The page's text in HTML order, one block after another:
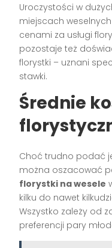
Uroczystości w
miejscach
cenami za usługi
pozostaje też
florystki – uznani
stawki.
Średnie
Choć trudno podać
można oszacować
florystki na wesele
kilku do nawet
Wszystko zależy od
preferencji pary